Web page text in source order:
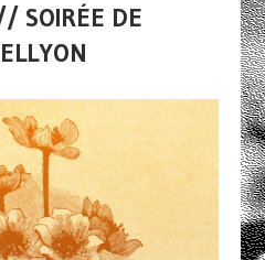
SOIRÉE DE